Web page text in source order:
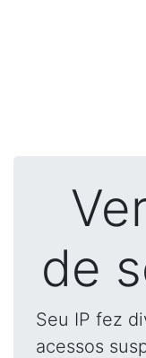
de
Seu IP fez
acessos